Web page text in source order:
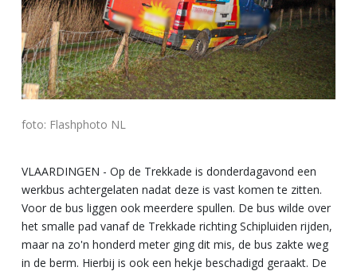
foto: Flashphoto NL
VLAARDINGEN - Op de Trekkade is donderdagavond een
werkbus achtergelaten nadat deze is vast komen te zitten.
Voor de bus liggen ook meerdere spullen. De bus wilde over
het smalle pad vanaf de Trekkade richting Schipluiden rijden,
maar na zo'n honderd meter ging dit mis, de bus zakte weg
in de berm. Hierbij is ook een hekje beschadigd geraakt. De